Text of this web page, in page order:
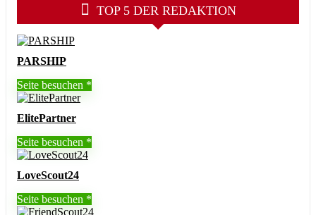
TOP 5 DER REDAKTION
PARSHIP
Seite besuchen
ElitePartner
Seite besuchen
LoveScout24
Seite besuchen